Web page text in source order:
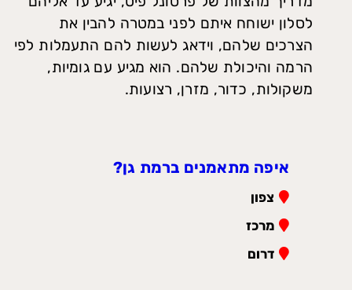
לסלון ישוחח איתם לפני במטרה להבין את
הצרכים שלהם, וידאג לעשות להם התעמלות לפי
הרמה והיכולת שלהם. הוא מגיע עם גומיות,
משקולות, כדור, מזרן, רצועות.
איפה מתאמנים ברמת גן?
 צפון
 מרכז
 דרום